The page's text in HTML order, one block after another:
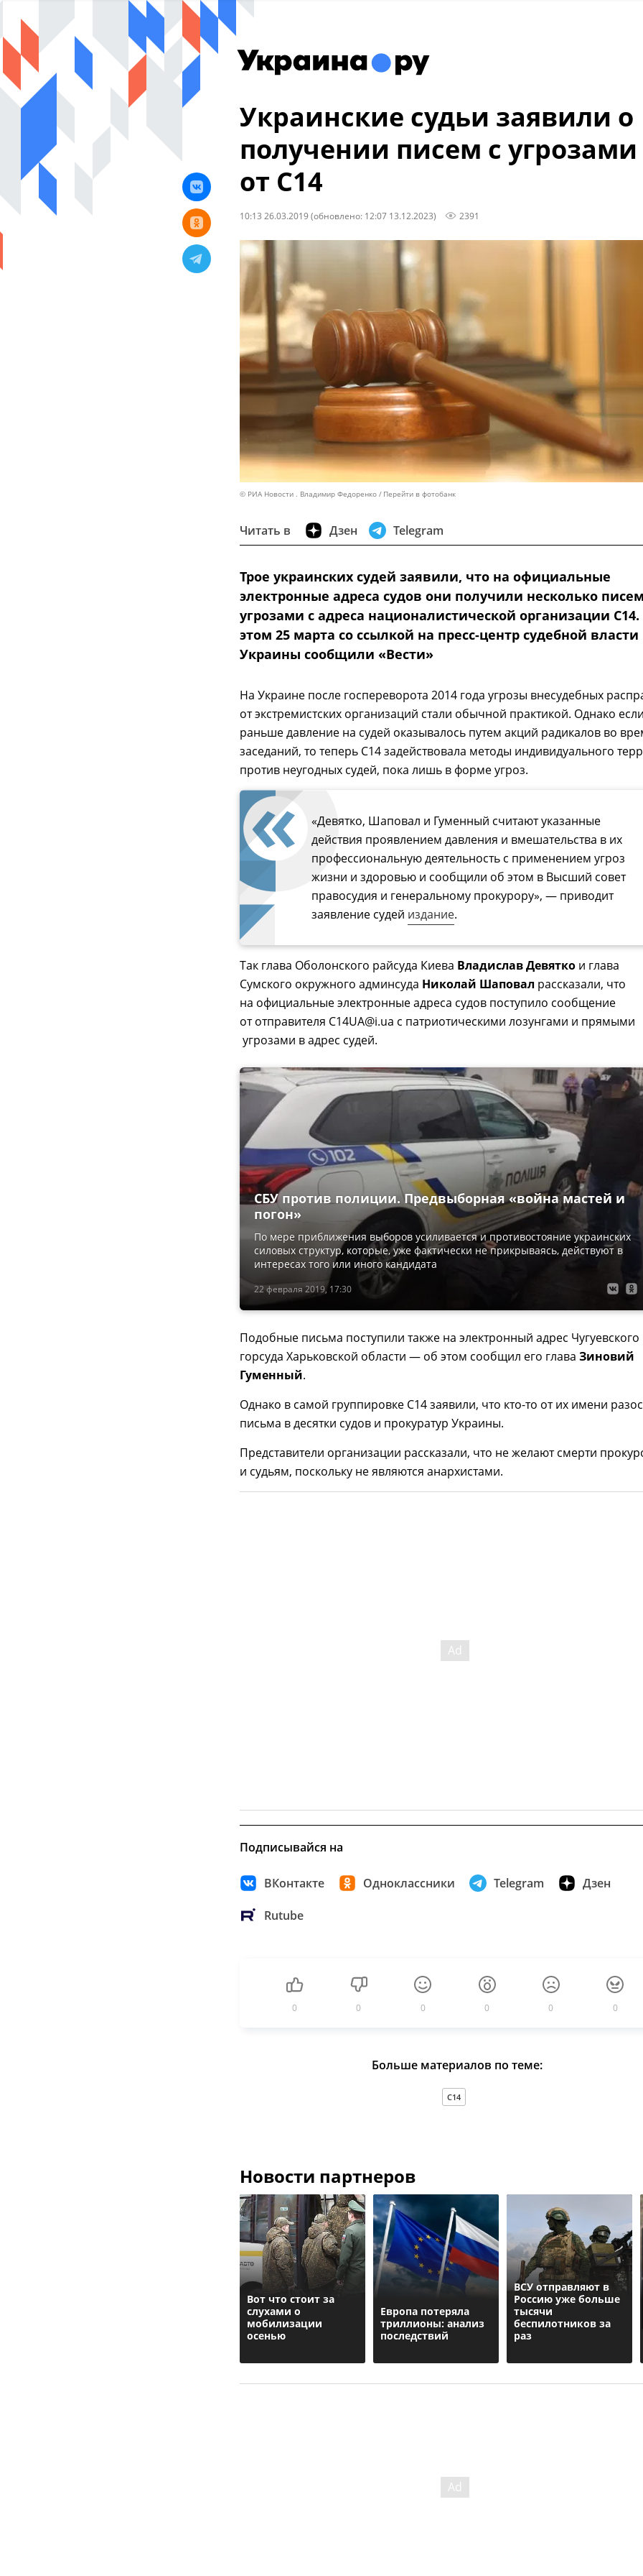
Украинские судьи заявили о
получении писем с угрозами
от С14
10:13 26.03.2019(обновлено: 12:07 13.12.2023) 2391
© РИА Новости . Владимир Федоренко Перейти в фотобанк
Читать в Дзен Telegram
Трое украинских судей заявили, что на официальные
электронные адреса судов они получили несколько
угрозами с адреса националистической организации
этом 25 марта со ссылкой на пресс-центр судебной власти
Украины сообщили «Вести»
На Украине после госпереворота 2014 года угрозы внесудебных
от экстремистских организаций стали обычной практикой. Однако если
раньше давление на судей оказывалось путем акций радикалов во
заседаний, то теперь С14 задействовала методы индивидуального
против неугодных судей, пока лишь в форме угроз.
«Девятко, Шаповал и Гуменный считают указанные
действия проявлением давления и вмешательства в их
профессиональную деятельность с применением угроз
жизни и здоровью и сообщили об этом в Высший совет
правосудия и генеральному прокурору», — приводит
заявление судей издание.
Так глава Оболонского райсуда Киева Владислав Девятко и глава
Сумского окружного админсуда Николай Шаповал рассказали, что
на официальные электронные адреса судов поступило сообщение
от отправителя C14UA@i.ua с патриотическими лозунгами и прямыми
угрозами в адрес судей.
22 февраля 2019, 17:30
СБУ против полиции. Предвыборная «война мастей и
погон»
По мере приближения выборов усиливается и противостояние украинских
силовых структур, которые, уже фактически не прикрываясь, действуют в
интересах того или иного кандидата
Подобные письма поступили также на электронный адрес Чугуевского
горсуда Харьковской области — об этом сообщил его глава Зиновий
Гуменный.
Однако в самой группировке C14 заявили, что кто-то от их имени
письма в десятки судов и прокуратур Украины.
Представители организации рассказали, что не желают смерти
и судьям, поскольку не являются анархистами.
Подписывайся на
ВКонтакте Одноклассники Telegram Дзен
Rutube
0 0 0 0 0 0
Больше материалов по теме:
С14
Новости партнеров
Вот что стоит за
слухами о
мобилизации
осенью
Европа потеряла
триллионы: анализ
последствий
ВСУ отправляют в
Россию уже больше
тысячи
беспилотников за
раз